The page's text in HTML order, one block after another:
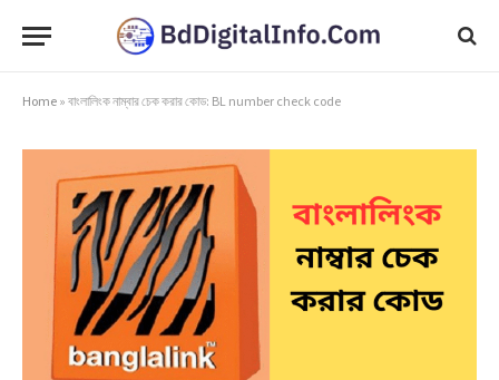
Home»বাংলালিংক নাম্বার চেক করার কোড: BL number check code